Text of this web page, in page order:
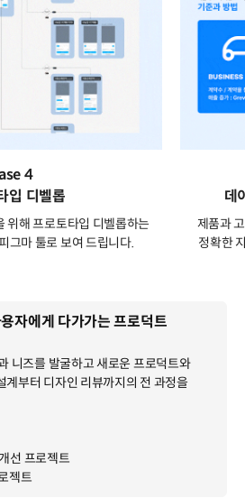
4
입 디벨롭
위해 프로토타입 디벨롭하는
그마 툴로 보여 드립니다.
데
제품과
정확한
자에게 다가가는 프로덕트
니즈를 발굴하고 새로운 프로덕트와
계부터 디자인 리뷰까지의 전 과정을
선 프로젝트
젝트